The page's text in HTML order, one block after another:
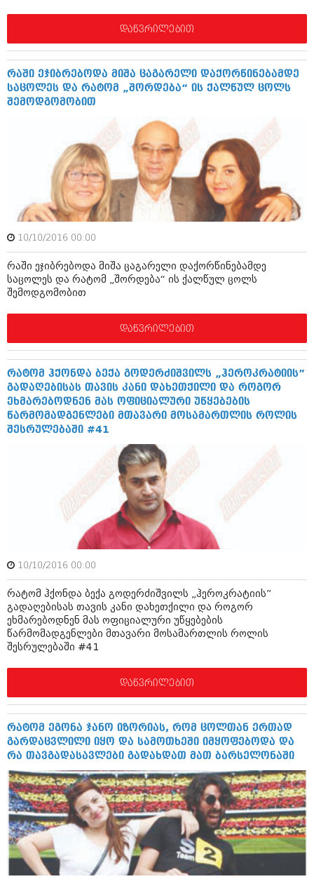
დეკემბერი 2015 (207)
ოქტომბერი 2015 (204)
აგვისტო 2015 (286)
ივლისი 2015 (173)
ივნისი 2015 (261)
აპრილი 2015 (208)
მარტი 2015 (365)
თებერვალი 2015 (286)
იანვარი 2015 (247)
დეკემბერი 2014 (342)
ნოემბერი 2014 (290)
ოქტომბერი 2014 (292)
სექტემბერი 2014 (394)
ივლისი 2014 (313)
ივნისი 2014 (366)
მაისი 2014 (313)
თებერვალი 2014 (318)
იანვარი 2014 (297)
დეკემბერი 2013 (365)
ნოემბერი 2013 (279)
ოქტომბერი 2013 (256)
სექტემბერი 2013 (368)
აგვისტო 2013 (89)
ივლისი 2013 (182)
ივნისი 2013 (212)
მაისი 2013 (259)
აპრილი 2013 (304)
მარტი 2013 (352)
თებერვალი 2013 (204)
იანვარი 2013 (334)
დეკემბერი 2012 (98)
ნოემბერი 2012 (295)
სექტემბერი 2012 (264)
ივლისი 2012 (322)
ივნისი 2012 (282)
მაისი 2012 (240)
აპრილი 2012 (294)
თებერვალი 2012 (376)
იანვარი 2012 (322)
ნოემბერი 2011 (471)
სექტემბერი 2011 (407)
აგვისტო 2011 (249)
ივლისი 2011 (400)
მაისი 2011 (415)
აპრილი 2011 (294)
მარტი 2011 (654)
თებერვალი 2011 (329)
იანვარი 2011 (647)
(157)
დეკემბერი 2010 (881)
ნოემბერი 2010 (422)
დაწვრილებით
რაში ეჯიბრებოდა მიშა ცაგარელი დაქორწინებამდე
საცოლეს და რატომ „შორდება“ ის ქალწულ ცოლს
შემოდგომობით
10/10/2016 00:00
რაში ეჯიბრებოდა მიშა ცაგარელი დაქორწინებამდე
საცოლეს და რატომ „შორდება“ ის ქალწულ ცოლს
შემოდგომობით
დაწვრილებით
რატომ ჰქონდა ბექა გოდერძიშვილს „ჰეროკრატიის”
გადაღებისას თავის კანი დახეთქილი და როგორ
ეხმარებოდნენ მას ოფიციალური უწყებების
წარმომადგენლები მთავარი მოსამართლის როლის
შესრულებაში #41
10/10/2016 00:00
რატომ ჰქონდა ბექა გოდერძიშვილს „ჰეროკრატიის”
გადაღებისას თავის კანი დახეთქილი და როგორ
ეხმარებოდნენ მას ოფიციალური უწყებების
წარმომადგენლები მთავარი მოსამართლის როლის
შესრულებაში #41
დაწვრილებით
რატომ ეგონა ჯანო იზორიას, რომ ცოლთან ერთად
გარდაცვლილი იყო და სამოთხეში იმყოფებოდა და
რა თავგადასავლები გადახდათ მათ ბარსელონაში